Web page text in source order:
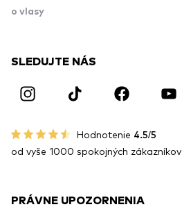
o vlasy
SLEDUJTE NÁS
Hodnotenie 4.5/5
od vyše 1000 spokojných zákazníkov
PRÁVNE UPOZORNENIA